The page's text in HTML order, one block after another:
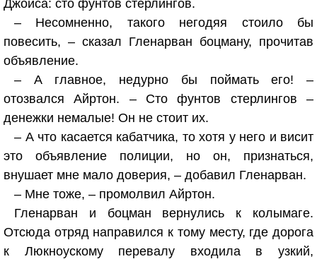
Джойса: сто фунтов стерлингов.
– Несомненно, такого негодяя стоило бы
повесить, – сказал Гленарван боцману, прочитав
объявление.
– А главное, недурно бы поймать его! –
отозвался Айртон. – Сто фунтов стерлингов –
денежки немалые! Он не стоит их.
– А что касается кабатчика, то хотя у него и висит
это объявление полиции, но он, признаться,
внушает мне мало доверия, – добавил Гленарван.
– Мне тоже, – промолвил Айртон.
Гленарван и боцман вернулись к колымаге.
Отсюда отряд направился к тому месту, где дорога
к Люкноускому перевалу входила в узкий,